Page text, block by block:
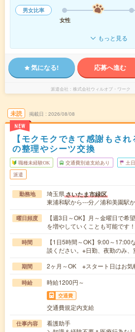
男女比率
女性
もっと見る
気になる! 応募へ進む
派遣会社 株式会社ウィルオブ・ワーク
未読
NEW
掲載日 2026/08/08
【モクモクできて感謝もさ
の整理やシーツ交換
職種未経験OK 交通費別途支給あり 土
派遣
勤務地 埼玉県さいたま市緑区
東浦和駅から---分／浦和美園駅
曜日頻度
【週3日～OK】月～金曜日で希
を増やしていくことも可能です
時間
【1日5時間～OK】9:00～17:00
談ください。※日勤、夜勤のみ
期間 2ヶ月～OK ※スタート日はお気
時給 時給1200円～
交通費
交通費規定内支給
仕事内容
看護助手